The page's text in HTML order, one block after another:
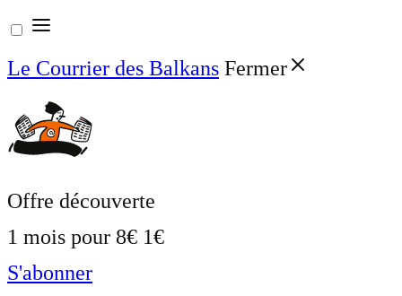
Aller
au
contenu
Le Courrier des Balkans Fermer
Offre découverte
1 mois pour 8€ 1€
S'abonner